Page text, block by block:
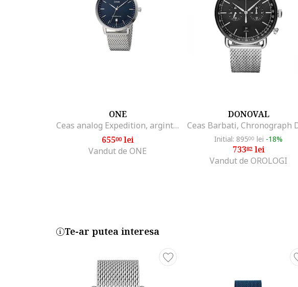
Material curea/bratara: otel
Culoare curea/bratara: argintiu
ONE
Ceas analog Expedition, argintiu
65500lei
Vandut de ONE
DONOVAL
Initial: 89500 lei -18%
73382lei
Vandut de OROLOGI
Te-ar putea interesa